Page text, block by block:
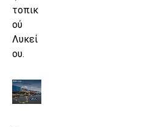
τοπικ
ού
Λυκεί
ου.